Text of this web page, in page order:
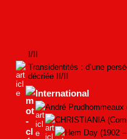
I/II
Transidentités : d’une
décriée II/II
International
André Prudhommeaux
CHRISTIANIA
Hem Day (1902